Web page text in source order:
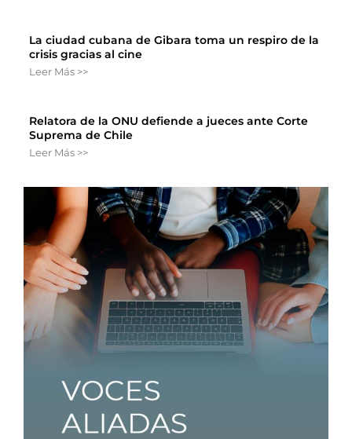
La ciudad cubana de Gibara toma un respiro de la
crisis gracias al cine
Leer Más >>
Relatora de la ONU defiende a jueces ante Corte
Suprema de Chile
Leer Más >>